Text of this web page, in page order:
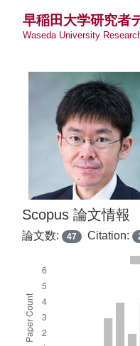
早稲田大学研究者
Waseda University
Scopus 論文情報
論文数: 47 Citation: